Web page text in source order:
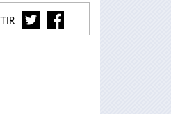
TWITTERFACEBOOK